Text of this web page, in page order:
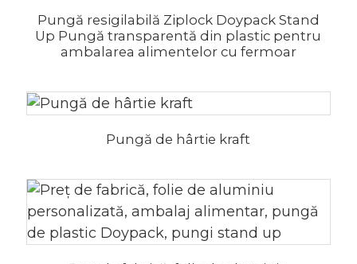
Pungă resigilabilă Ziplock Doypack Stand
Up Pungă transparentă din plastic pentru
ambalarea alimentelor cu fermoar
Pungă de hârtie kraft